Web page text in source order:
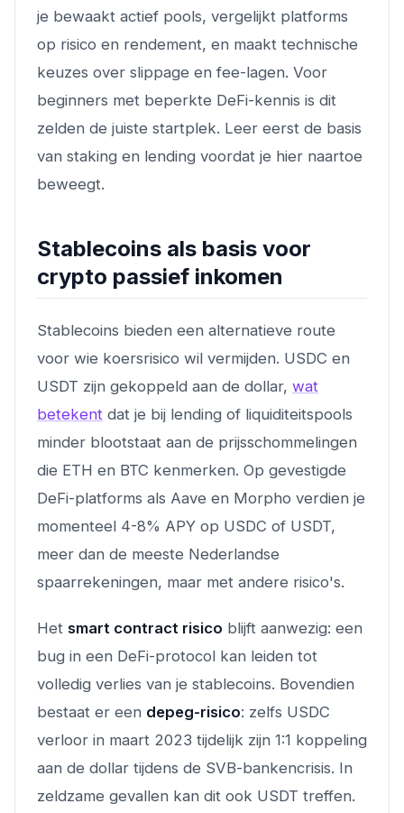
je bewaakt actief pools, vergelijkt platforms
op risico en rendement, en maakt technische
keuzes over slippage en fee-lagen. Voor
beginners met beperkte DeFi-kennis is dit
zelden de juiste startplek. Leer eerst de basis
van staking en lending voordat je hier naartoe
beweegt.
Stablecoins als basis voor
crypto passief inkomen
Stablecoins bieden een alternatieve route
voor wie koersrisico wil vermijden. USDC en
USDT zijn gekoppeld aan de dollar, wat
betekent dat je bij lending of liquiditeitspools
minder blootstaat aan de prijsschommelingen
die ETH en BTC kenmerken. Op gevestigde
DeFi-platforms als Aave en Morpho verdien je
momenteel 4-8% APY op USDC of USDT,
meer dan de meeste Nederlandse
spaarrekeningen, maar met andere risico's.
Het smart contract risico blijft aanwezig: een
bug in een DeFi-protocol kan leiden tot
volledig verlies van je stablecoins. Bovendien
bestaat er een depeg-risico: zelfs USDC
verloor in maart 2023 tijdelijk zijn 1:1 koppeling
aan de dollar tijdens de SVB-bankencrisis. In
zeldzame gevallen kan dit ook USDT treffen.